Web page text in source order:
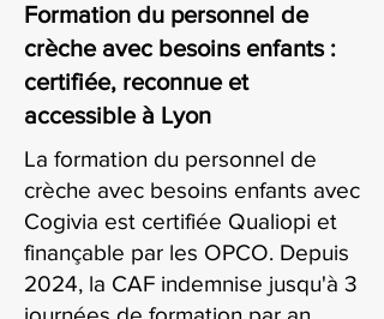
Formation du personnel de
crèche avec besoins enfants :
certifiée, reconnue et
accessible à Lyon
La formation du personnel de
crèche avec besoins enfants avec
Cogivia est certifiée Qualiopi et
finançable par les OPCO. Depuis
2024, la CAF indemnise jusqu'à 3